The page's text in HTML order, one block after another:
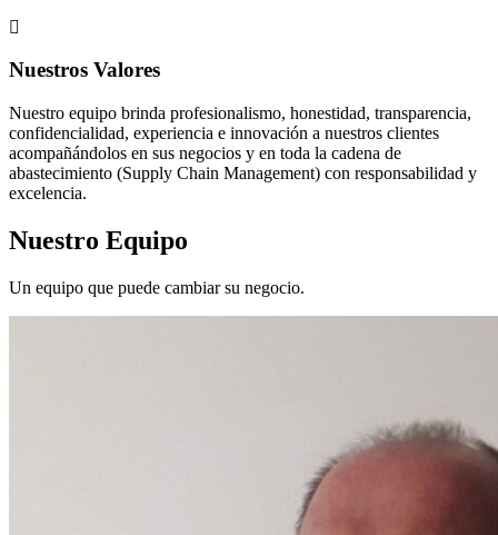
Nuestros Valores
Nuestro equipo brinda profesionalismo, honestidad, transparencia,
confidencialidad, experiencia e innovación a nuestros clientes
acompañándolos en sus negocios y en toda la cadena de
abastecimiento (Supply Chain Management) con responsabilidad y
excelencia.
Nuestro Equipo
Un equipo que puede cambiar su negocio.